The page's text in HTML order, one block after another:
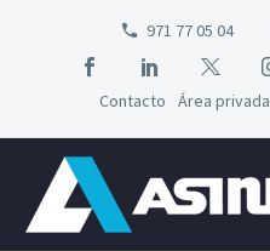
971 77 05 04
Contacto Área privada